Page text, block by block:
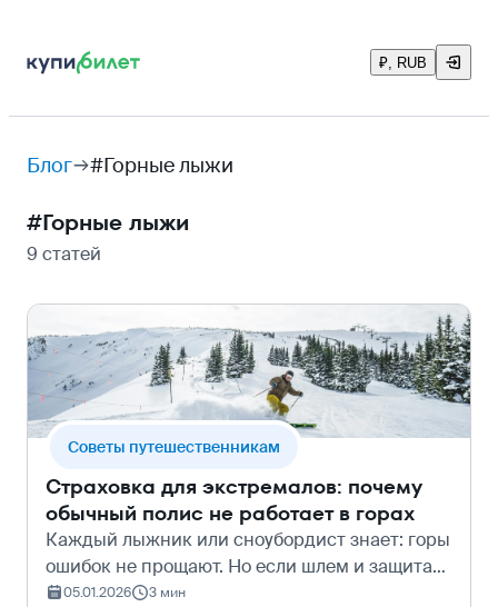
₽, RUB
Блог #Горные лыжи
#Горные лыжи
9 статей
Cоветы путешественникам
Страховка для экстремалов: почему
обычный полис не работает в горах
Каждый лыжник или сноубордист знает: горы
ошибок не прощают. Но если шлем и защита
спины стали нормой, то о правильной
05.01.2026 3 мин